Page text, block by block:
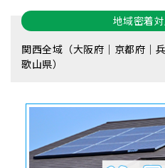
地域密着
関西全域（大阪府｜京都府｜
歌山県）